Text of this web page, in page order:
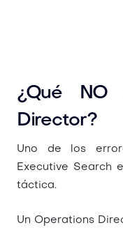
¿Qué NO
Director?
Uno de los
Executive Search
táctica.
Un Operations